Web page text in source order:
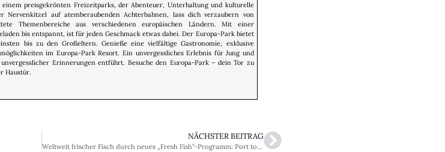
preisgekrönten Freizeitparks, der Abenteuer, Unterhaltung und kulturelle
Nervenkitzel auf atemberaubenden Achterbahnen, lass dich verzaubern von
Themenbereiche aus verschiedenen europäischen Ländern. Mit einer
bis entspannt, ist für jeden Geschmack etwas dabei. Der Europa-Park bietet
bis zu den Großeltern. Genieße eine vielfältige Gastronomie, exklusive
im Europa-Park Resort. Ein unvergessliches Erlebnis für Jung und
Erinnerungen entführt. Besuche den Europa-Park – dein Tor zu
Haustür.
NÄCHSTER BEITRAG
Weltweit frischer Fisch durch neues „Fresh Fish“-Programm: Port to Plate in maximal 48 Stunden